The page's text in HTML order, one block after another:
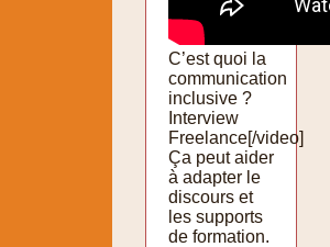
C’est quoi la
communication
inclusive ?
Interview
Freelance[/video]
Ça peut aider
à adapter le
discours et
les supports
de formation.